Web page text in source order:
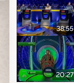
38:55
20:27